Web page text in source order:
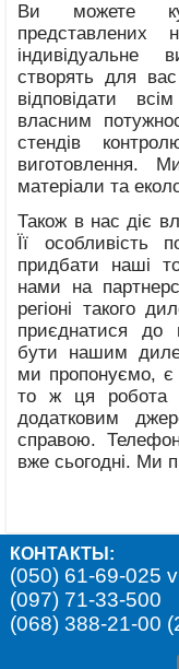
Ви можете
індивідуальне
створять для
відповідати
власним
стендів
виготовлення.
матеріали та
Також в нас діє
Її
придбати наші
нами на
регіоні такого
приєднатися до
бути нашим
ми пропонуємо, є
то ж ця робота
додатковим
справою.
вже сьогодні. Ми
КОНТАКТЫ:
(050) 61-69-025
(097) 71-33-500
(068) 388-21-00